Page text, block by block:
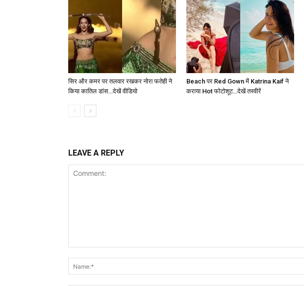
सिर और कमर पर तलवार रखकर नोरा फतेही ने
किया कातिल डांस…देखें वीडियो
Beach पर Red Gown में Katrina Kaif ने
कराया Hot फोटोशूट…देखें तस्वीरें
LEAVE A REPLY